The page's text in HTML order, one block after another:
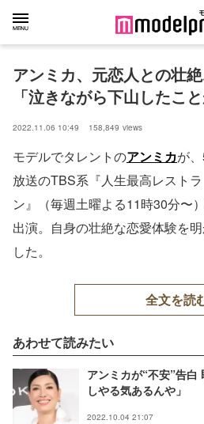
アンミカ、元恋人との壮
「泣きながら下山したこ
2022.11.06 10:49 158,849 views
モデルでタレントのアンミカが
放送のTBS系『人生最高レストラ
ン』（毎週土曜よる11時30分〜
出演。自身の壮絶な恋愛体験を
した。
全文を読
あわせて読みたい
アンミカが“不安”告白
しやる気あるんや」
2022.10.04 21:07